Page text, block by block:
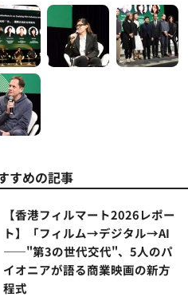
すめの記事
【香港フィルマート2026レポー
ト】「フィルム→デジタル→AI
——"第3の世代交代"、5人のパ
イオニアが語る商業映画の新方
程式